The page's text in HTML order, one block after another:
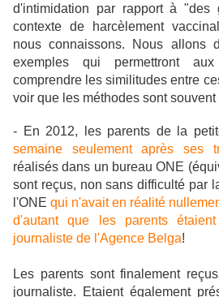
d'intimidation par rapport à "des
contexte de harcèlement
nous connaissons. Nous allons
exemples qui permettront
comprendre les similitudes entre
voir que les méthodes sont souvent
- En 2012, les parents de la
semaine seulement après ses
réalisés dans un bureau ONE
sont reçus, non sans difficulté par
l'ONE qui n'avait en réalité
d'autant que les parents
journaliste de l'Agence Belga!
Les parents sont finalement
journaliste. Etaient également